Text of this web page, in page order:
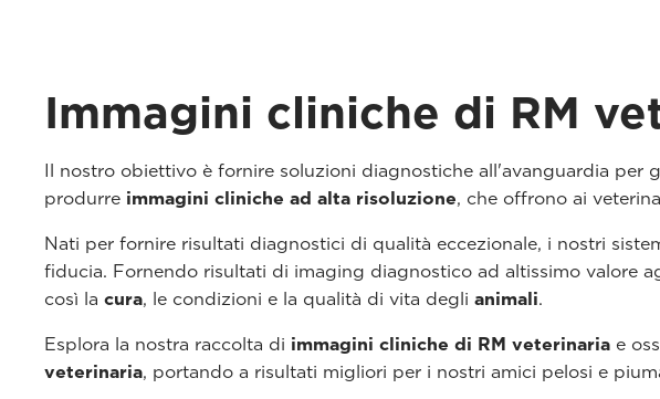
Immagini cliniche di RM
Il nostro obiettivo è fornire soluzioni diagnostiche all'avanguardia per
produrre immagini cliniche ad alta risoluzione, che offrono ai
Nati per fornire risultati diagnostici di qualità eccezionale, i nostri
fiducia. Fornendo risultati di imaging diagnostico ad altissimo valore
così la cura, le condizioni e la qualità di vita degli animali.
Esplora la nostra raccolta di immagini cliniche di RM veterinaria e
veterinaria, portando a risultati migliori per i nostri amici pelosi e